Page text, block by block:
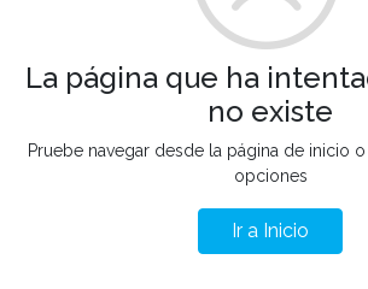
La página que ha
no existe
Pruebe navegar desde la página de inicio
opciones
Ir a Inicio